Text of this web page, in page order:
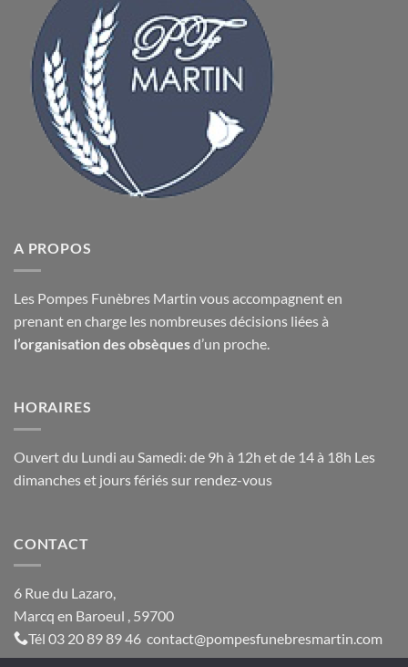
A PROPOS
Les Pompes Funèbres Martin vous accompagnent en
prenant en charge les nombreuses décisions liées à
l’organisation des obsèquesd’un proche.
HORAIRES
Ouvert du Lundi au Samedi: de 9h à 12h et de 14 à 18h Les
dimanches et jours fériés sur rendez-vous
CONTACT
6 Rue du Lazaro,
Marcq en Baroeul , 59700
Tél 03 20 89 89 46 contact@pompesfunebresmartin.com